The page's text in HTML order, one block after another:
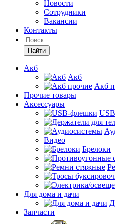
Новости
Сотрудники
Вакансии
Контакты
Найти
Акб
Акб
Акб
Прочие товары
Аксессуары
Видео
Брелоки
Для дома и дачи
Запчасти